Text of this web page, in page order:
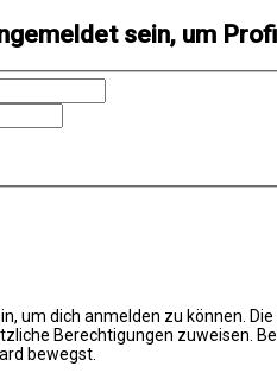
sein, um
um dich anmelden zu können.
Berechtigungen zuweisen.
bewegst.